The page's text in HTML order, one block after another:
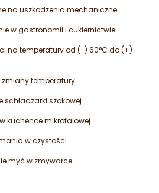
na uszkodzenia mechaniczne.
w gastronomii i cukiernictwie.
na temperatury od (-) 60°C do (+)
zmiany temperatury.
schładzarki szokowej.
kuchence mikrofalowej.
w czystości.
myć w zmywarce.